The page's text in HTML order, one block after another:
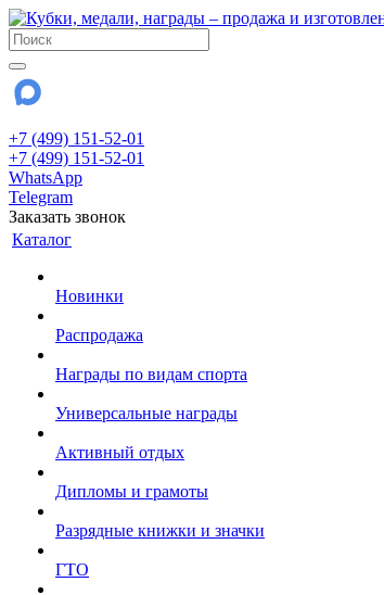
+7 (499) 151-52-01
+7 (499) 151-52-01
WhatsApp
Telegram
Заказать звонок
Каталог
Новинки
Распродажа
Награды по видам спорта
Универсальные награды
Активный отдых
Дипломы и грамоты
Разрядные книжки и значки
ГТО